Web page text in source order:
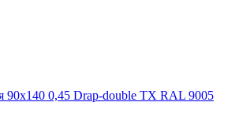
0,45 Drap-double TX RAL 9005